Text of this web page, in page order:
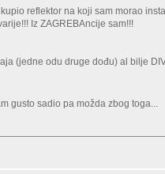
reflektor na koji sam morao
Iz ZAGREBAncije sam!!!
(jedne odu druge dođu) al bilje
gusto sadio pa možda zbog toga...